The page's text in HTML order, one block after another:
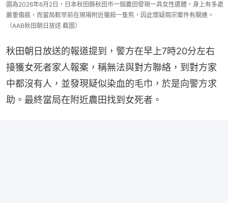
圖為2026年6月2日，日本秋田縣秋田市一個農田發現一具女性遺體，身上有多處
嚴重傷痕，而當局較早前在現場附近獵殺一隻熊，因此懷疑兩宗案件有關連。
（AAB秋田朝日放送 截圖）
秋田朝日放送的報道提到，警方在早上7時20分左右
接獲女死者家人報案，稱無法與對方聯絡，到對方家
中都沒有人，並發現疑似染血的毛巾，於是向警方求
助。最終當局在附近農田找到女死者。